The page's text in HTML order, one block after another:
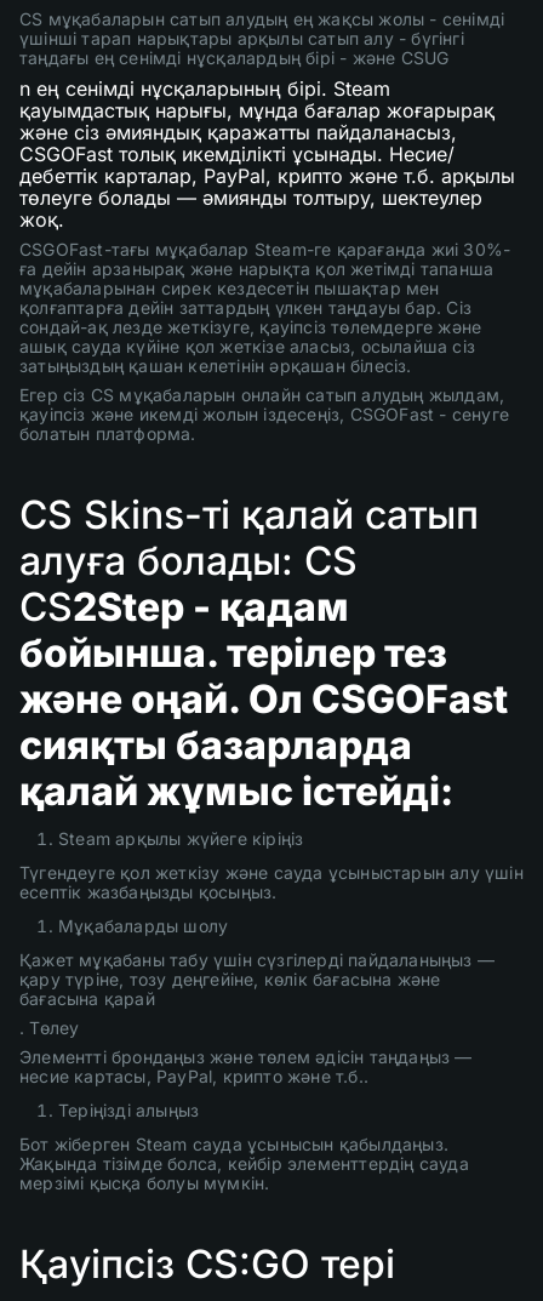
CS мұқабаларын сатып алудың ең жақсы жолы - сенімді
үшінші тарап нарықтары арқылы сатып алу - бүгінгі
таңдағы ең сенімді нұсқалардың бірі - және CSUG
n ең сенімді нұсқаларының бірі. Steam
қауымдастық нарығы, мұнда бағалар жоғарырақ
және сіз әмияндық қаражатты пайдаланасыз,
CSGOFast толық икемділікті ұсынады. Несие/
дебеттік карталар, PayPal, крипто және т.б. арқылы
төлеуге болады — әмиянды толтыру, шектеулер
жоқ.
CSGOFast-тағы мұқабалар Steam-ге қарағанда жиі 30%-
ға дейін арзанырақ және нарықта қол жетімді тапанша
мұқабаларынан сирек кездесетін пышақтар мен
қолғаптарға дейін заттардың үлкен таңдауы бар. Сіз
сондай-ақ лезде жеткізуге, қауіпсіз төлемдерге және
ашық сауда күйіне қол жеткізе аласыз, осылайша сіз
затыңыздың қашан келетінін әрқашан білесіз.
Егер сіз CS мұқабаларын онлайн сатып алудың жылдам,
қауіпсіз және икемді жолын іздесеңіз, CSGOFast - сенуге
болатын платформа.
CS Skins-ті қалай сатып
алуға болады: CS
CS2Step - қадам
бойынша. терілер тез
және оңай. Ол CSGOFast
сияқты базарларда
қалай жұмыс істейді:
Steam арқылы жүйеге кіріңіз
Түгендеуге қол жеткізу және сауда ұсыныстарын алу үшін
есептік жазбаңызды қосыңыз.
Мұқабаларды шолу
Қажет мұқабаны табу үшін сүзгілерді пайдаланыңыз —
қару түріне, тозу деңгейіне, көлік бағасына және
бағасына қарай
. Төлеу
Элементті брондаңыз және төлем әдісін таңдаңыз —
несие картасы, PayPal, крипто және т.б..
Теріңізді алыңыз
Бот жіберген Steam сауда ұсынысын қабылдаңыз.
Жақында тізімде болса, кейбір элементтердің сауда
мерзімі қысқа болуы мүмкін.
Қауіпсіз CS:GO тері